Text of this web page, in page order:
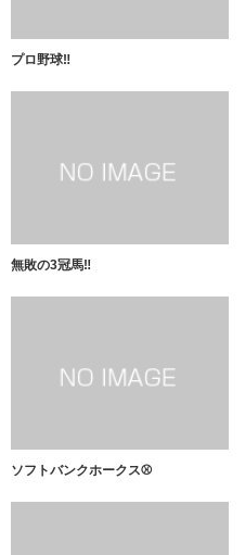
プロ野球‼️
無敗の3冠馬‼️
ソフトバンクホークス⚾️